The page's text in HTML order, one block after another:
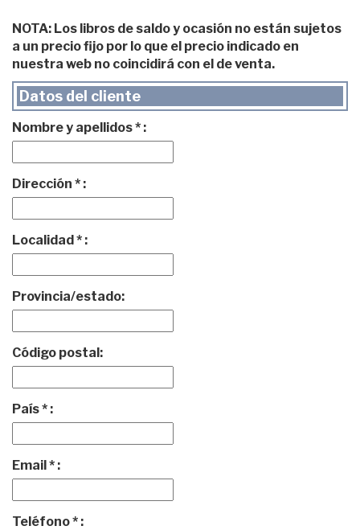
NOTA: Los libros de saldo y ocasión no están sujetos
a un precio fijo por lo que el precio indicado en
nuestra web no coincidirá con el de venta.
Datos del cliente
Nombre y apellidos * :
Dirección * :
Localidad * :
Provincia/estado:
Código postal:
País * :
Email * :
Teléfono * :